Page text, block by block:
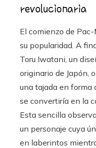
revolucionaria
El comienzo de
su popularidad. A
Toru Iwatani, un
originario de Japón,
una tajada en forma
se convertiría en la
Esta sencilla
un personaje cuya
en laberintos